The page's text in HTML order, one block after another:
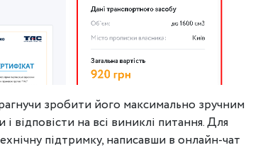
зробити його максимально зручним
відповісти на всі виниклі питання. Для
підтримку, написавши в онлайн-чат